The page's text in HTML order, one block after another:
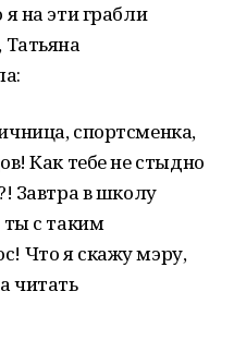
на эти грабли
спортсменка,
Как тебе не стыдно
Завтра в школу
ты с таким
Что я скажу мэру,
читать